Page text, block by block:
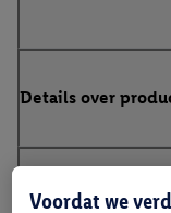
Details over
Handleidingen en
Voordat we